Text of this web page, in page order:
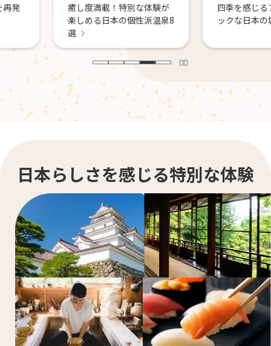
体験が
四季を感じるフォトジェニ
ックな日本の城8選
日本らしさを感じる特別な体験